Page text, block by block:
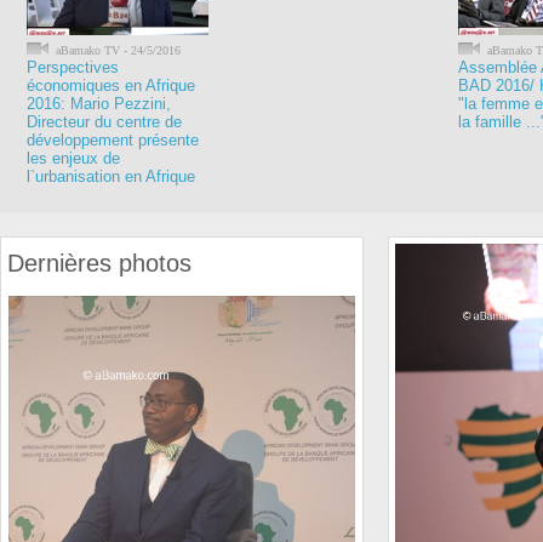
aBamako TV - 24/5/2016
Perspectives
économiques en Afrique
2016: Mario Pezzini,
Directeur du centre de
développement présente
les enjeux de
l`urbanisation en Afrique
aBamako
Assemblée
BAD 2016/
"la femme
la famille
Dernières photos